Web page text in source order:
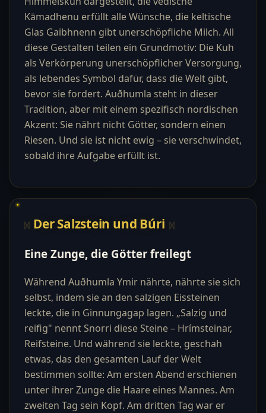
Kāmadhenu erfüllt alle Wünsche, die keltische
Glas Gaibhnenn gibt unerschöpfliche Milch. All
diese Gestalten teilen ein Grundmotiv: Die Kuh
als Verkörperung unerschöpflicher Versorgung,
als lebendes Symbol dafür, dass die Welt gibt,
bevor sie fordert. Auðhumla steht in dieser
Tradition, aber mit einem spezifisch nordischen
Akzent: Sie nährt nicht Götter, sondern einen
Riesen. Und sie ist nicht ewig – sie verschwindet,
sobald ihre Aufgabe erfüllt ist.
Der Salzstein und Búri
Eine Zunge, die Götter freilegt
Während Auðhumla Ymir nährte, nährte sie sich
selbst, indem sie an den salzigen Eissteinen
leckte, die in Ginnungagap lagen. „Salzig und
reifig" nennt Snorri diese Steine – Hrímsteinar,
Reifsteine. Und während sie leckte, geschah
etwas, das den gesamten Lauf der Welt
bestimmen sollte: Am ersten Abend erschienen
unter ihrer Zunge die Haare eines Mannes. Am
zweiten Tag sein Kopf. Am dritten Tag war er